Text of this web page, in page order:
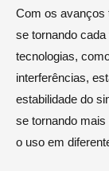
Com os avanços
se tornando
tecnologias,
interferências,
estabilidade do
se tornando
o uso em